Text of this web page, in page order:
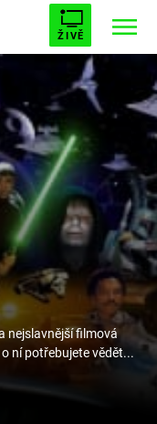
ŽIVĚ
UPÍRŮ
5
nejslavnější filmová
ní potřebujete vědět...